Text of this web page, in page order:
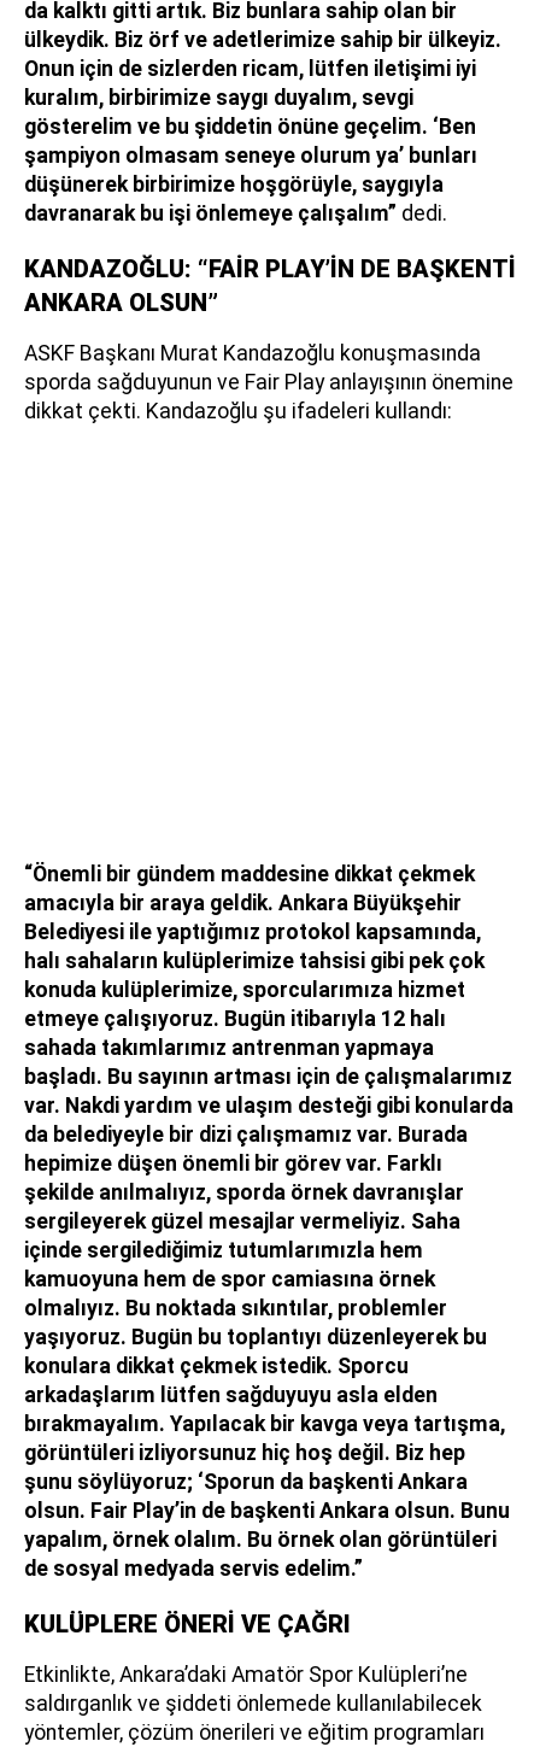
da kalktı gitti artık. Biz bunlara sahip olan bir
ülkeydik. Biz örf ve adetlerimize sahip bir ülkeyiz.
Onun için de sizlerden ricam, lütfen iletişimi iyi
kuralım, birbirimize saygı duyalım, sevgi
gösterelim ve bu şiddetin önüne geçelim. ‘Ben
şampiyon olmasam seneye olurum ya’ bunları
düşünerek birbirimize hoşgörüyle, saygıyla
davranarak bu işi önlemeye çalışalım” dedi.
KANDAZOĞLU: “FAİR PLAY’İN DE BAŞKENTİ
ANKARA OLSUN”
ASKF Başkanı Murat Kandazoğlu konuşmasında
sporda sağduyunun ve Fair Play anlayışının önemine
dikkat çekti. Kandazoğlu şu ifadeleri kullandı:
“Önemli bir gündem maddesine dikkat çekmek
amacıyla bir araya geldik. Ankara Büyükşehir
Belediyesi ile yaptığımız protokol kapsamında,
halı sahaların kulüplerimize tahsisi gibi pek çok
konuda kulüplerimize, sporcularımıza hizmet
etmeye çalışıyoruz. Bugün itibarıyla 12 halı
sahada takımlarımız antrenman yapmaya
başladı. Bu sayının artması için de çalışmalarımız
var. Nakdi yardım ve ulaşım desteği gibi konularda
da belediyeyle bir dizi çalışmamız var. Burada
hepimize düşen önemli bir görev var. Farklı
şekilde anılmalıyız, sporda örnek davranışlar
sergileyerek güzel mesajlar vermeliyiz. Saha
içinde sergilediğimiz tutumlarımızla hem
kamuoyuna hem de spor camiasına örnek
olmalıyız. Bu noktada sıkıntılar, problemler
yaşıyoruz. Bugün bu toplantıyı düzenleyerek bu
konulara dikkat çekmek istedik. Sporcu
arkadaşlarım lütfen sağduyuyu asla elden
bırakmayalım. Yapılacak bir kavga veya tartışma,
görüntüleri izliyorsunuz hiç hoş değil. Biz hep
şunu söylüyoruz; ‘Sporun da başkenti Ankara
olsun. Fair Play’in de başkenti Ankara olsun. Bunu
yapalım, örnek olalım. Bu örnek olan görüntüleri
de sosyal medyada servis edelim.”
KULÜPLERE ÖNERİ VE ÇAĞRI
Etkinlikte, Ankara’daki Amatör Spor Kulüpleri’ne
saldırganlık ve şiddeti önlemede kullanılabilecek
yöntemler, çözüm önerileri ve eğitim programları